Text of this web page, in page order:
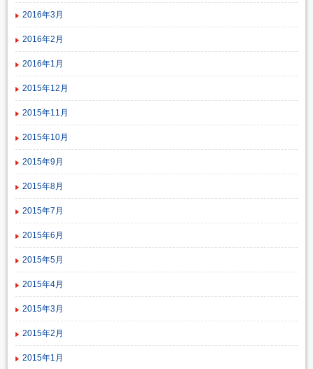
2016年3月
2016年2月
2016年1月
2015年12月
2015年11月
2015年10月
2015年9月
2015年8月
2015年7月
2015年6月
2015年5月
2015年4月
2015年3月
2015年2月
2015年1月